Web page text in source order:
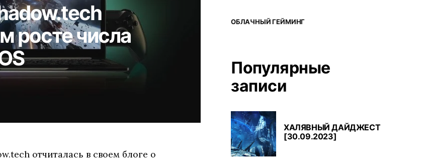
росте числа
отчиталась в своем блоге о
ОБЛАЧНЫЙ ГЕЙМИНГ
Популярные
записи
ХАЛЯВНЫЙ ДАЙДЖЕСТ
[30.09.2023]